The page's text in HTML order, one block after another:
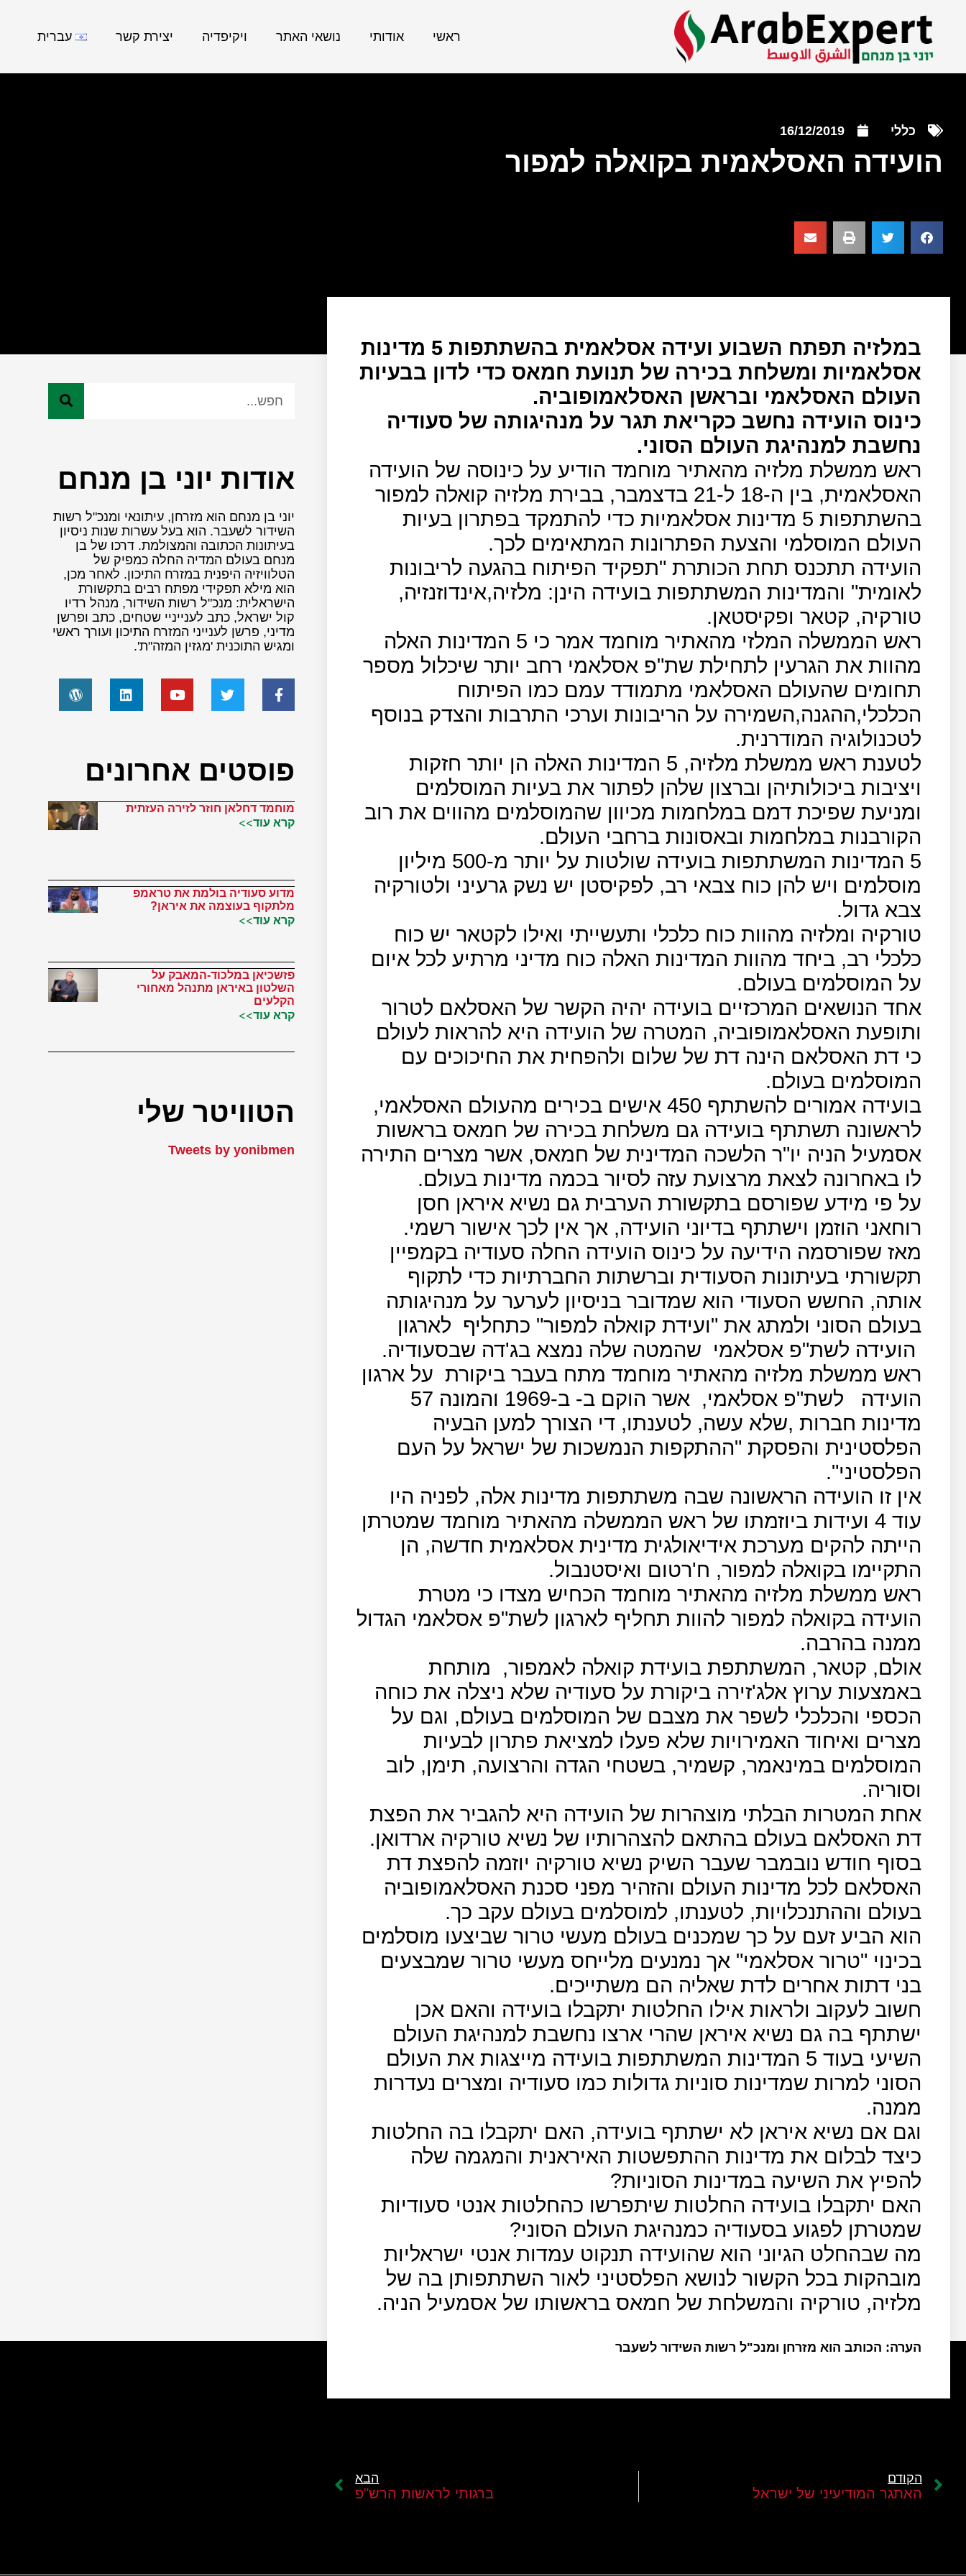
ראשי אודותי נושאי האתר ויקיפדיה יצירת קשר עברית
כללי 16/12/2019
הועידה האסלאמית בקואלה למפור
במלזיה תפתח השבוע ועידה אסלאמית בהשתתפות 5 מדינות
אסלאמיות ומשלחת בכירה של תנועת חמאס כדי לדון בבעיות
העולם האסלאמי ובראשן האסלאמופוביה.
כינוס הועידה נחשב כקריאת תגר על מנהיגותה של סעודיה
נחשבת למנהיגת העולם הסוני.
ראש ממשלת מלזיה מהאתיר מוחמד הודיע על כינוסה של הועידה
האסלאמית, בין ה-18 ל-21 בדצמבר, בבירת מלזיה קואלה למפור
בהשתתפות 5 מדינות אסלאמיות כדי להתמקד בפתרון בעיות
העולם המוסלמי והצעת הפתרונות המתאימים לכך.
הועידה תתכנס תחת הכותרת "תפקיד הפיתוח בהגעה לריבונות
לאומית" והמדינות המשתתפות בועידה הינן: מלזיה,אינדוזנזיה,
טורקיה, קטאר ופקיסטאן.
ראש הממשלה המלזי מהאתיר מוחמד אמר כי 5 המדינות האלה
מהוות את הגרעין לתחילת שת"פ אסלאמי רחב יותר שיכלול מספר
תחומים שהעולם האסלאמי מתמודד עמם כמו הפיתוח
הכלכלי,ההגנה,השמירה על הריבונות וערכי התרבות והצדק בנוסף
לטכנולוגיה המודרנית.
לטענת ראש ממשלת מלזיה, 5 המדינות האלה הן יותר חזקות
ויציבות ביכולותיהן וברצון שלהן לפתור את בעיות המוסלמים
ומניעת שפיכת דמם במלחמות מכיוון שהמוסלמים מהווים את רוב
הקורבנות במלחמות ובאסונות ברחבי העולם.
5 המדינות המשתתפות בועידה שולטות על יותר מ-500 מיליון
מוסלמים ויש להן כוח צבאי רב, לפקיסטן יש נשק גרעיני ולטורקיה
צבא גדול.
טורקיה ומלזיה מהוות כוח כלכלי ותעשייתי ואילו לקטאר יש כוח
כלכלי רב, ביחד מהוות המדינות האלה כוח מדיני מרתיע לכל איום
על המוסלמים בעולם.
אחד הנושאים המרכזיים בועידה יהיה הקשר של האסלאם לטרור
ותופעת האסלאמופוביה, המטרה של הועידה היא להראות לעולם
כי דת האסלאם הינה דת של שלום ולהפחית את החיכוכים עם
המוסלמים בעולם.
בועידה אמורים להשתתף 450 אישים בכירים מהעולם האסלאמי,
לראשונה תשתתף בועידה גם משלחת בכירה של חמאס בראשות
אסמעיל הניה יו"ר הלשכה המדינית של חמאס, אשר מצרים התירה
לו באחרונה לצאת מרצועת עזה לסיור בכמה מדינות בעולם.
על פי מידע שפורסם בתקשורת הערבית גם נשיא איראן חסן
רוחאני הוזמן וישתתף בדיוני הועידה, אך אין לכך אישור רשמי.
מאז שפורסמה הידיעה על כינוס הועידה החלה סעודיה בקמפיין
תקשורתי בעיתונות הסעודית וברשתות החברתיות כדי לתקוף
אותה, החשש הסעודי הוא שמדובר בניסיון לערער על מנהיגותה
בעולם הסוני ולמתג את "ועידת קואלה למפור" כתחליף לארגון
הועידה לשת"פ אסלאמי שהמטה שלה נמצא בג'דה שבסעודיה.
ראש ממשלת מלזיה מהאתיר מוחמד מתח בעבר ביקורת על ארגון
הועידה
לשת"פ אסלאמי,
אשר הוקם ב- ב-1969 והמונה 57
מדינות חברות ,שלא עשה, לטענתו, די הצורך למען הבעיה
הפלסטינית והפסקת "ההתקפות הנמשכות של ישראל על העם
הפלסטיני".
אין זו הועידה הראשונה שבה משתתפות מדינות אלה, לפניה היו
עוד 4 ועידות ביוזמתו של ראש הממשלה מהאתיר מוחמד שמטרתן
הייתה להקים מערכת אידיאולגית מדינית אסלאמית חדשה, הן
התקיימו בקואלה למפור, ח'רטום ואיסטנבול.
ראש ממשלת מלזיה מהאתיר מוחמד הכחיש מצדו כי מטרת
הועידה בקואלה למפור להוות תחליף לארגון לשת"פ אסלאמי הגדול
ממנה בהרבה.
אולם, קטאר, המשתתפת בועידת קואלה לאמפור,
מותחת
באמצעות ערוץ אלג'זירה ביקורת על סעודיה שלא ניצלה את כוחה
הכספי והכלכלי לשפר את מצבם של המוסלמים בעולם, וגם על
מצרים ואיחוד האמירויות שלא פעלו למציאת פתרון לבעיות
המוסלמים במינאמר, קשמיר, בשטחי הגדה והרצועה, תימן, לוב
וסוריה.
אחת המטרות הבלתי מוצהרות של הועידה היא להגביר את הפצת
דת האסלאם בעולם בהתאם להצהרותיו של נשיא טורקיה ארדואן.
בסוף חודש נובמבר שעבר השיק נשיא טורקיה יוזמה להפצת דת
האסלאם לכל מדינות העולם והזהיר מפני סכנת האסלאמופוביה
בעולם וההתנכלויות, לטענתו, למוסלמים בעולם עקב כך.
הוא הביע זעם על כך שמכנים בעולם מעשי טרור שביצעו מוסלמים
בכינוי "טרור אסלאמי" אך נמנעים מלייחס מעשי טרור שמבצעים
בני דתות אחרים לדת שאליה הם משתייכים.
חשוב לעקוב ולראות אילו החלטות יתקבלו בועידה והאם אכן
ישתתף בה גם נשיא איראן שהרי ארצו נחשבת למנהיגת העולם
השיעי בעוד 5 המדינות המשתתפות בועידה מייצגות את העולם
הסוני למרות שמדינות סוניות גדולות כמו סעודיה ומצרים נעדרות
ממנה.
וגם אם נשיא איראן לא ישתתף בועידה, האם יתקבלו בה החלטות
כיצד לבלום את מדינות ההתפשטות האיראנית והמגמה שלה
להפיץ את השיעה במדינות הסוניות?
האם יתקבלו בועידה החלטות שיתפרשו כהחלטות אנטי סעודיות
שמטרתן לפגוע בסעודיה כמנהיגת העולם הסוני?
מה שבהחלט הגיוני הוא שהועידה תנקוט עמדות אנטי ישראליות
מובהקות בכל הקשור לנושא הפלסטיני לאור השתתפותן בה של
מלזיה, טורקיה והמשלחת של חמאס בראשותו של אסמעיל הניה.
הערה: הכותב הוא מזרחן ומנכ"ל רשות השידור לשעבר
אודות יוני בן מנחם
יוני בן מנחם הוא מזרחן, עיתונאי ומנכ"ל רשות
השידור לשעבר. הוא בעל עשרות שנות ניסיון
בעיתונות הכתובה והמצולמת. דרכו של בן
מנחם בעולם המדיה החלה כמפיק של
הטלוויזיה היפנית במזרח התיכון. לאחר מכן,
הוא מילא תפקידי מפתח רבים בתקשורת
הישראלית: מנכ"ל רשות השידור, מנהל רדיו
קול ישראל, כתב לענייניי שטחים, כתב ופרשן
מדיני, פרשן לענייני המזרח התיכון ועורך ראשי
ומגיש התוכנית 'מגזין המזה"ת'.
פוסטים אחרונים
מוחמד דחלאן חוזר לזירה העזתית
קרא עוד>>
מדוע סעודיה בולמת את טראמפ
מלתקוף בעוצמה את איראן?
קרא עוד>>
פזשכיאן במלכוד-המאבק על
השלטון באיראן מתנהל מאחורי
הקלעים
קרא עוד>>
הטוויטר שלי
Tweets by yonibmen
הקודם
האתגר המודיעיני של ישראל
הבא
ברגותי לראשות הרש"פ